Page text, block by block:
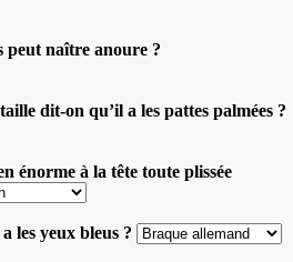
peut naître anoure ?
dit-on qu’il a les pattes palmées ?
énorme à la tête toute plissée
les yeux bleus ?